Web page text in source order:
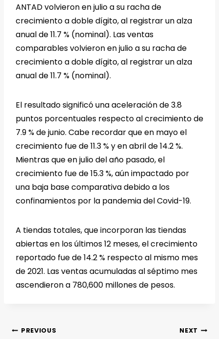
ANTAD volvieron en julio a su racha de
crecimiento a doble dígito, al registrar un alza
anual de 11.7 % (nominal). Las ventas
comparables volvieron en julio a su racha de
crecimiento a doble dígito, al registrar un alza
anual de 11.7 % (nominal).
El resultado significó una aceleración de 3.8
puntos porcentuales respecto al crecimiento de
7.9 % de junio. Cabe recordar que en mayo el
crecimiento fue de 11.3 % y en abril de 14.2 %.
Mientras que en julio del año pasado, el
crecimiento fue de 15.3 %, aún impactado por
una baja base comparativa debido a los
confinamientos por la pandemia del Covid-19.
A tiendas totales, que incorporan las tiendas
abiertas en los últimos 12 meses, el crecimiento
reportado fue de 14.2 % respecto al mismo mes
de 2021. Las ventas acumuladas al séptimo mes
ascendieron a 780,600 millones de pesos.
PREVIOUS NEXT